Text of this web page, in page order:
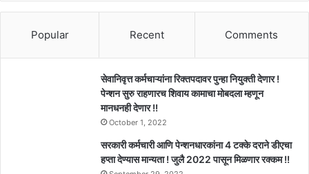
Popular Recent Comments
सेवानिवृत्त कर्मचाऱ्यांना रिक्तपदावर पुन्हा नियुक्ती देणार !
पेन्शन सुरु राहणारच शिवाय कामाचा मोबदला म्हणून
मानधनही देणार !!
October 1, 2022
सरकारी कर्मचारी आणि पेन्शनधारकांना 4 टक्के दराने डीएचा
हप्ता देण्यास मान्यता ! जुलै 2022 पासून मिळणार रक्कम !!